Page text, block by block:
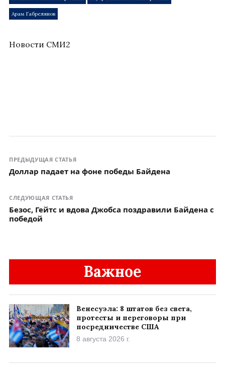
Арам Габрелянов
Новости СМИ2
ПРЕДЫДУЩАЯ СТАТЬЯ
Доллар падает на фоне победы Байдена
СЛЕДУЮЩАЯ СТАТЬЯ
Безос, Гейтс и вдова Джобса поздравили Байдена с
победой
Важное
Венесуэла: 8 штатов без света,
протесты и переговоры при
посредничестве США
8 августа 2026 г.